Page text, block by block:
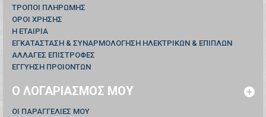
ΤΡΟΠΟΙ ΠΛΗΡΩΜΗΣ
ΟΡΟΙ ΧΡΗΣΗΣ
Η ΕΤΑΙΡΙΑ
ΕΓΚΑΤΑΣΤΑΣΗ & ΣΥΝΑΡΜΟΛΟΓΗΣΗ ΗΛΕΚΤΡΙΚΩΝ & ΕΠΙΠΛΩΝ
ΑΛΛΑΓΕΣ ΕΠΙΣΤΡΟΦΕΣ
ΕΓΓΥΗΣΗ ΠΡΟΙΟΝΤΩΝ
Ο ΛΟΓΑΡΙΑΣΜΌΣ ΜΟΥ
ΟΙ ΠΑΡΑΓΓΕΛΊΕΣ ΜΟΥ